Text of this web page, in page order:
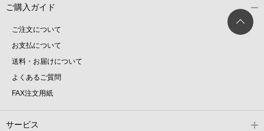
ご購入ガイド
ご注文について
お支払について
送料・お届けについて
よくあるご質問
FAX注文用紙
サービス